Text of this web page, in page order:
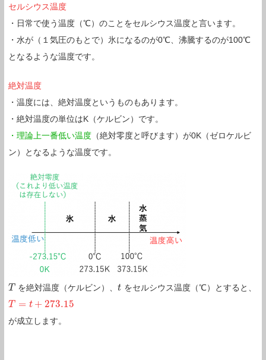
セルシウス温度
・日常で使う温度（℃）のことをセルシウス温度と言います。
・水が（１気圧のもとで）氷になるのが0℃、沸騰するのが100℃
となるような温度です。
絶対温度
・温度には、絶対温度というものもあります。
・絶対温度の単位はK（ケルビン）です。
・理論上一番低い温度 （絶対零度と呼びます）が0K（ゼロケルビ
ン）となるような温度です。
T
T を絶対温度（ケルビン）、t
t をセルシウス温度（℃）とすると、
T
= t + 273.15
T= t+273.15
が成立します。